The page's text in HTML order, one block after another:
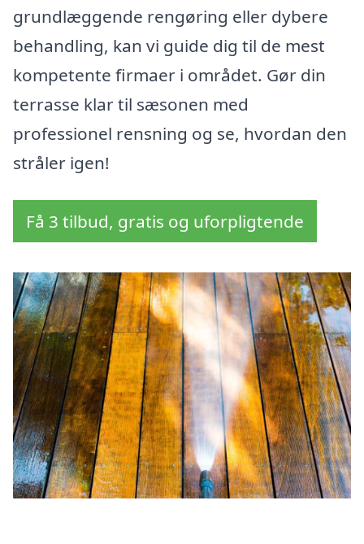
grundlæggende rengøring eller dybere
behandling, kan vi guide dig til de mest
kompetente firmaer i området. Gør din
terrasse klar til sæsonen med
professionel rensning og se, hvordan den
stråler igen!
Få 3 tilbud, gratis og uforpligtende